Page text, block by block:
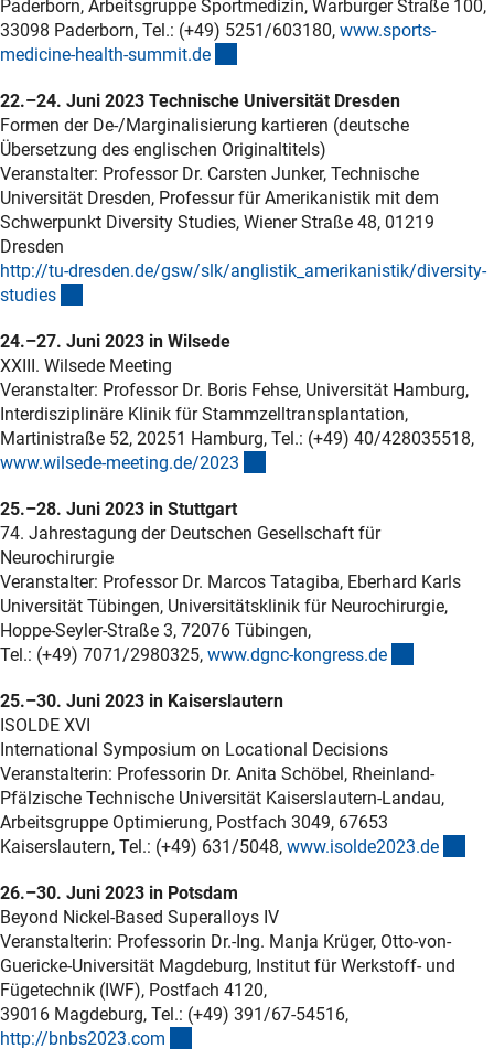
Paderborn, Arbeitsgruppe Sportmedizin, Warburger Straße 100,
33098 Paderborn, Tel.: (+49) 5251/603180, www.sports-
medicine-health-summit.de
22.–24. Juni 2023 Technische Universität Dresden
Formen der De-/Marginalisierung kartieren (deutsche
Übersetzung des englischen Originaltitels)
Veranstalter: Professor Dr. Carsten Junker, Technische
Universität Dresden, Professur für Amerikanistik mit dem
Schwerpunkt Diversity Studies, Wiener Straße 48, 01219
Dresden
http://tu-dresden.de/gsw/slk/anglistik_amerikanistik/diversity-
studies
24.–27. Juni 2023 in Wilsede
XXIII. Wilsede Meeting
Veranstalter: Professor Dr. Boris Fehse, Universität Hamburg,
Interdisziplinäre Klinik für Stammzelltransplantation,
Martinistraße 52, 20251 Hamburg, Tel.: (+49) 40/428035518,
www.wilsede-meeting.de/2023
25.–28. Juni 2023 in Stuttgart
74. Jahrestagung der Deutschen Gesellschaft für
Neurochirurgie
Veranstalter: Professor Dr. Marcos Tatagiba, Eberhard Karls
Universität Tübingen, Universitätsklinik für Neurochirurgie,
Hoppe-Seyler-Straße 3, 72076 Tübingen,
Tel.: (+49) 7071/2980325, www.dgnc-kongress.de
25.–30. Juni 2023 in Kaiserslautern
ISOLDE XVI
International Symposium on Locational Decisions
Veranstalterin: Professorin Dr. Anita Schöbel, Rheinland-
Pfälzische Technische Universität Kaiserslautern-Landau,
Arbeitsgruppe Optimierung, Postfach 3049, 67653
Kaiserslautern, Tel.: (+49) 631/5048, www.isolde2023.de
26.–30. Juni 2023 in Potsdam
Beyond Nickel-Based Superalloys IV
Veranstalterin: Professorin Dr.-Ing. Manja Krüger, Otto-von-
Guericke-Universität Magdeburg, Institut für Werkstoff- und
Fügetechnik (IWF), Postfach 4120,
39016 Magdeburg, Tel.: (+49) 391/67-54516,
http://bnbs2023.com